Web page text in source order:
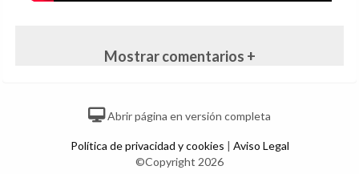
Mostrar comentarios +
Abrir página en versión completa
Política de privacidad y cookies | Aviso Legal
©Copyright 2026